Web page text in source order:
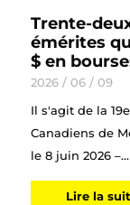
Trente-
émérites
$ en
2026 / 06 / 09
Il s'agit de la
Canadiens de
le 8 juin 2026 –...
Lire la